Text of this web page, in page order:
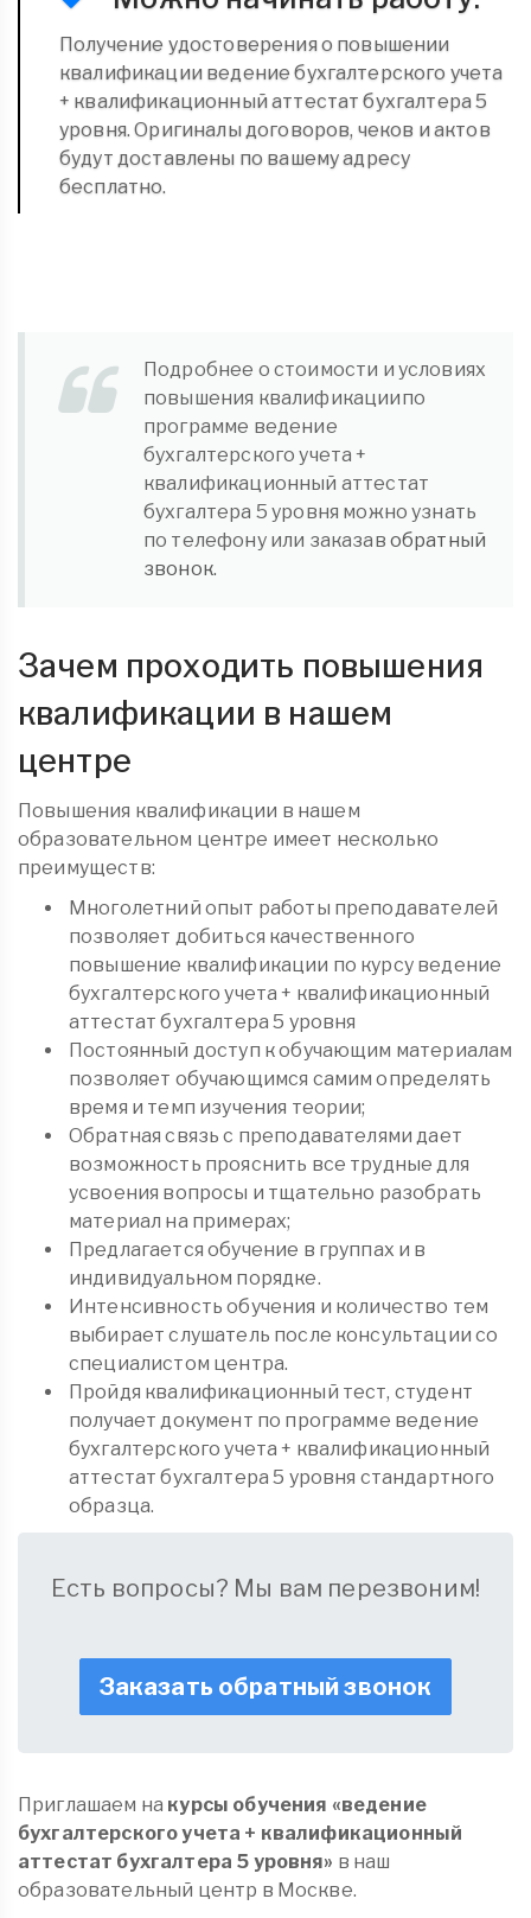
Получение удостоверения о повышении
квалификации ведение бухгалтерского учета
+ квалификационный аттестат бухгалтера 5
уровня. Оригиналы договоров, чеков и актов
будут доставлены по вашему адресу
бесплатно.
Подробнее о стоимости и условиях
повышения квалификациипо
программе ведение
бухгалтерского учета +
квалификационный аттестат
бухгалтера 5 уровня можно узнать
по телефону или заказав обратный
звонок.
Зачем проходить повышения
квалификации в нашем
центре
Повышения квалификации в нашем
образовательном центре имеет несколько
преимуществ:
Многолетний опыт работы преподавателей
позволяет добиться качественного
повышение квалификации по курсу ведение
бухгалтерского учета + квалификационный
аттестат бухгалтера 5 уровня
Постоянный доступ к обучающим материалам
позволяет обучающимся самим определять
время и темп изучения теории;
Обратная связь с преподавателями дает
возможность прояснить все трудные для
усвоения вопросы и тщательно разобрать
материал на примерах;
Предлагается обучение в группах и в
индивидуальном порядке.
Интенсивность обучения и количество тем
выбирает слушатель после консультации со
специалистом центра.
Пройдя квалификационный тест, студент
получает документ по программе ведение
бухгалтерского учета + квалификационный
аттестат бухгалтера 5 уровня стандартного
образца.
Есть вопросы? Мы вам перезвоним!
Заказать обратный звонок
Приглашаем на курсы обучения «ведение
бухгалтерского учета + квалификационный
аттестат бухгалтера 5 уровня» в наш
образовательный центр в Москве.